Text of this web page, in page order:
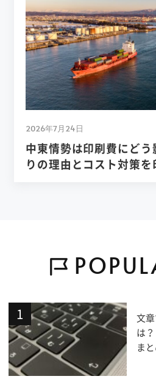
2026年7月24日
中東情勢は印刷費にど
りの理由とコスト対策
文
は
ま